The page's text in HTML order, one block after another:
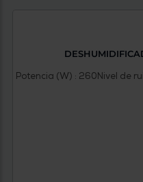
Potencia (W) : 260Nivel de